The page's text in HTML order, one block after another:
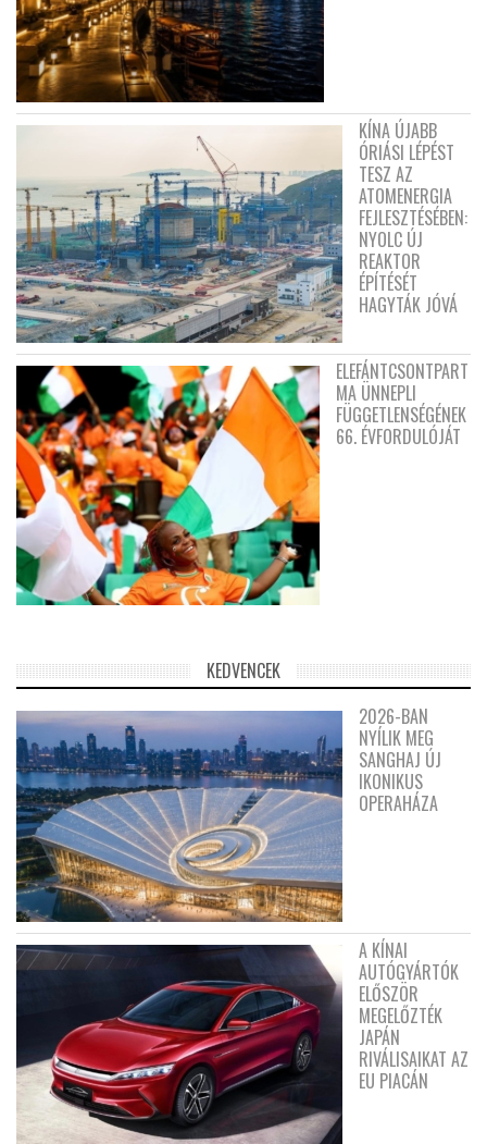
KÍNA ÚJABB
ÓRIÁSI LÉPÉST
TESZ AZ
ATOMENERGIA
FEJLESZTÉSÉBEN:
NYOLC ÚJ
REAKTOR
ÉPÍTÉSÉT
HAGYTÁK JÓVÁ
ELEFÁNTCSONTPART
MA ÜNNEPLI
FÜGGETLENSÉGÉNEK
66. ÉVFORDULÓJÁT
KEDVENCEK
2026-BAN
NYÍLIK MEG
SANGHAJ ÚJ
IKONIKUS
OPERAHÁZA
A KÍNAI
AUTÓGYÁRTÓK
ELŐSZÖR
MEGELŐZTÉK
JAPÁN
RIVÁLISAIKAT AZ
EU PIACÁN